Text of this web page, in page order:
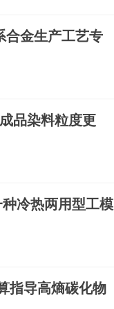
合金生产工艺专
品染料粒度更
冷热两用型工模
指导高熵碳化物